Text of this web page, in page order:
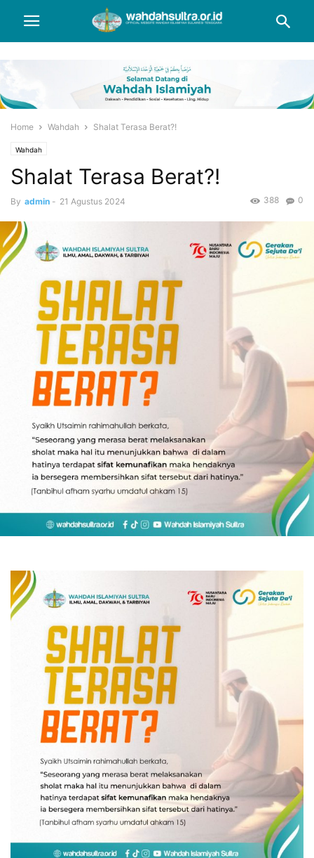
Home Wahdah Shalat Terasa Berat?!
Wahdah
Shalat Terasa Berat?!
By admin - 21 Agustus 2024 0
388